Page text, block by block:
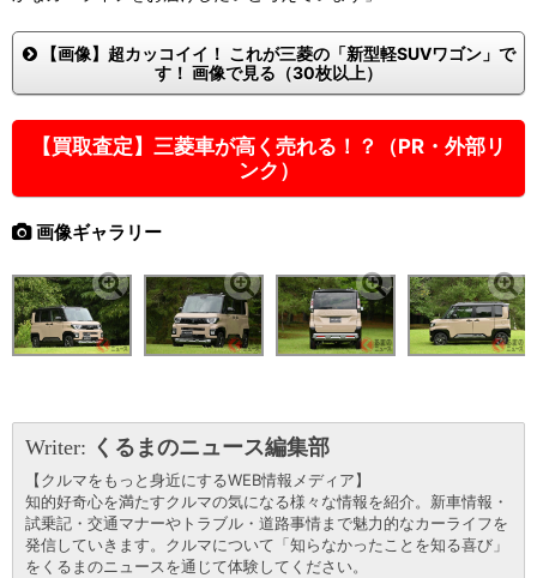
【画像】超カッコイイ！ これが三菱の「新型軽SUVワゴン」で
す！ 画像で見る（30枚以上）
【買取査定】三菱車が高く売れる！？（PR・外部リ
ンク）
画像ギャラリー
Writer: くるまのニュース編集部
【クルマをもっと身近にするWEB情報メディア】
知的好奇心を満たすクルマの気になる様々な情報を紹介。新車情報・
試乗記・交通マナーやトラブル・道路事情まで魅力的なカーライフを
発信していきます。クルマについて「知らなかったことを知る喜び」
をくるまのニュースを通じて体験してください。